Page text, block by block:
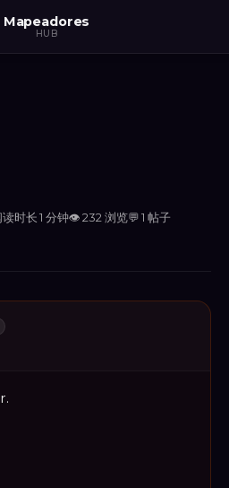
Mapeadores
HUB
读时长 1 分钟👁232 浏览💬1 帖子